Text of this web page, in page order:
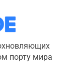
порту мира